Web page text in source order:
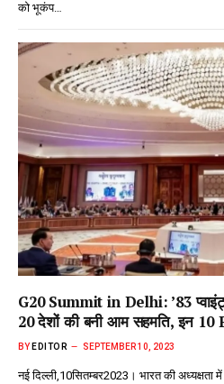
को भूकंप…
G20 Summit in Delhi: ’83
20 देशों की बनी आम सहमति, इन 10
BY EDITOR SEPTEMBER 10, 2023
नई दिल्ली,10सितम्बर2023। भारत की